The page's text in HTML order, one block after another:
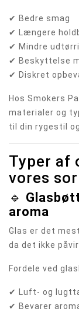
✔ Bedre smag
✔ Længere
✔ Mindre
✔ Beskyttelse
✔ Diskret
Hos Smokers
materialer og
til din rygestil
Typer af
vores
🔹
aroma
Glas er det
da det ikke
Fordele ved
✔ Luft- og
✔ Bevarer